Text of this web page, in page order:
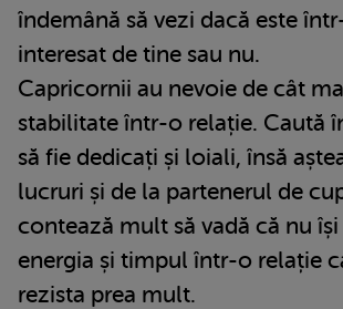
îndemână să vezi dacă este
interesat de tine sau nu.
Capricornii au nevoie de cât
stabilitate într-o relație. Caută
să fie dedicați și loiali, însă
lucruri și de la partenerul de
contează mult să vadă că nu
energia și timpul într-o relație
rezista prea mult.